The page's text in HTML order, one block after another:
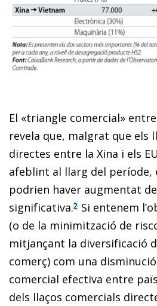
El «triangle comercial»
revela que, malgrat que els
directes entre la Xina i els
afeblint al llarg del període,
podrien haver augmentat
significativa.2 Si entenem
(o de la minimització de
mitjançant la diversificació
comerç) com una
comercial efectiva entre
dels llaços comercials